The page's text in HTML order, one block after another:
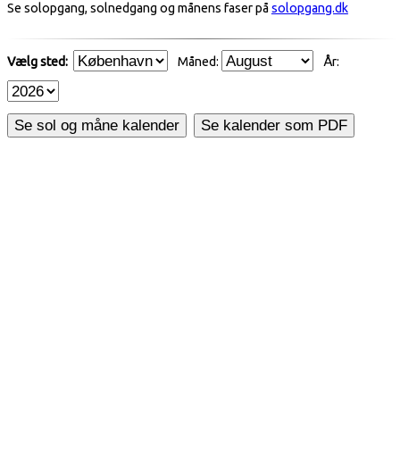
Se solopgang, solnedgang og månens faser påsolopgang.dk
Vælg sted: Måned: År:
Se sol og måne kalender Se kalender som PDF